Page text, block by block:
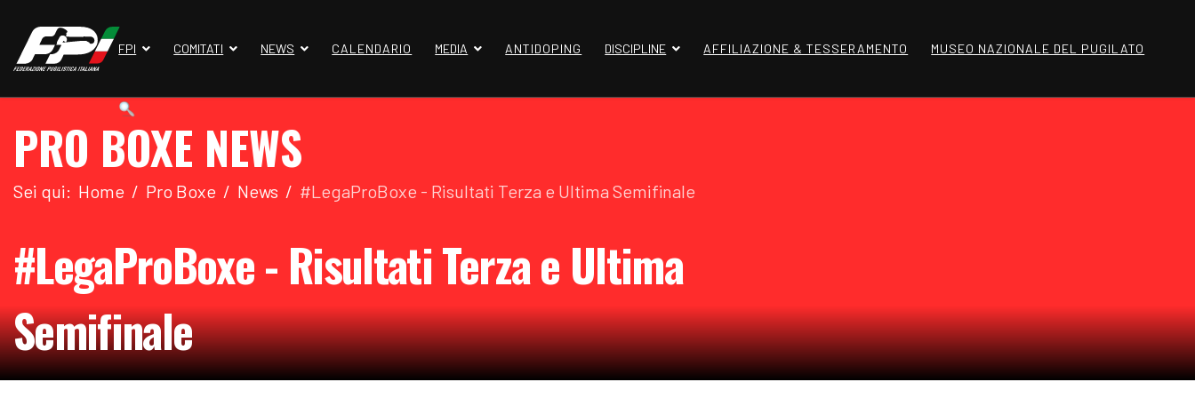
FPI COMITATI NEWS CALENDARIO MEDIA ANTIDOPING DISCIPLINE AFFILIAZIONE & TESSERAMENTO MUSEO NAZIONALE DEL PUGILATO
PRO BOXE NEWS
Sei qui: Home Pro Boxe News #LegaProBoxe - Risultati Terza e Ultima Semifinale
#LegaProBoxe - Risultati Terza e Ultima
Semifinale